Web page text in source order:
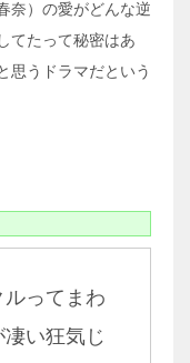
奈）の愛がどんな逆
てたって秘密はあ
思うドラマだという
ってまわ
い狂気じ